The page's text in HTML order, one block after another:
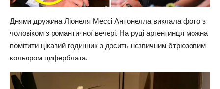
Днями дружина Ліонеля Мессі Антонелла виклала фото з
чоловіком з романтичної вечері. На руці аргентинця можна
помітити цікавий годинник з досить незвичним бтрюзовим
кольором циферблата.